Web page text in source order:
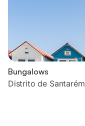
Bungalows
Distrito de Santarém